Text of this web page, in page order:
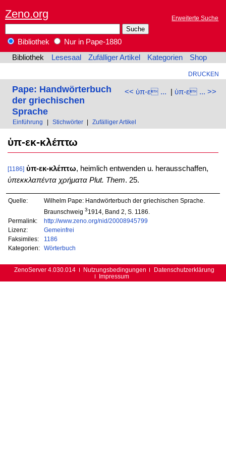
Zeno.org Erweiterte Suche
Bibliothek
Nur in Pape-1880
Bibliothek
Lesesaal Zufälliger Artikel Kategorien Shop
DRUCKEN
<< ὑπ-ε ... | ὑπ-ε ... >>
Pape: Handwörterbuch
der griechischen
Sprache
Einführung Stichwörter Zufälliger Artikel
ὑπ-εκ-κλέπτω
[1186] ὑπ-εκ-κλέπτω, heimlich entwenden u. herausschaffen,
ὑπεκκλαπέντα χρήματα Plut. Them. 25.
Quelle:
Wilhelm Pape: Handwörterbuch der griechischen Sprache.
Braunschweig 31914, Band 2, S. 1186.
Permalink:
http://www.zeno.org/nid/20008945799
Lizenz:
Gemeinfrei
Faksimiles:
1186
Kategorien:
Wörterbuch
ZenoServer 4.030.014 Nutzungsbedingungen
Datenschutzerklärung
Impressum